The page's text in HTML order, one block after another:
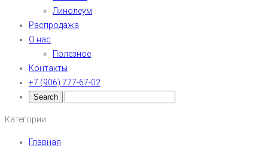
Линолеум
Распродажа
О нас
Полезное
Контакты
+7 (906) 777-67-02
Категории
Главная